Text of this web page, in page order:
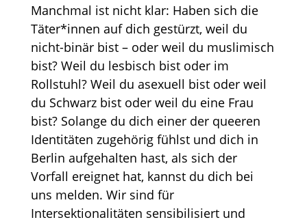
Manchmal ist nicht klar: Haben sich die
Täter*innen auf dich gestürzt, weil du
nicht-binär bist – oder weil du muslimisch
bist? Weil du lesbisch bist oder im
Rollstuhl? Weil du asexuell bist oder weil
du Schwarz bist oder weil du eine Frau
bist? Solange du dich einer der queeren
Identitäten zugehörig fühlst und dich in
Berlin aufgehalten hast, als sich der
Vorfall ereignet hat, kannst du dich bei
uns melden. Wir sind für
Intersektionalitäten sensibilisiert und